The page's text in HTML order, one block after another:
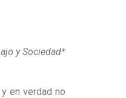
y Sociedad*
en verdad no